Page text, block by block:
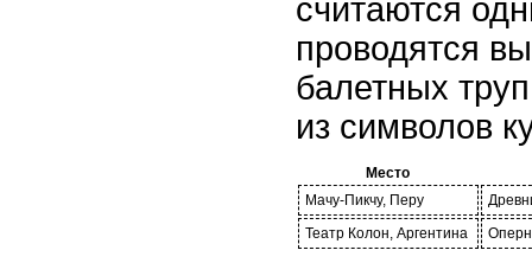
считаются
проводятся
балетных
из символов
Место
Мачу-Пикчу, Перу
Театр Колон, Аргентина